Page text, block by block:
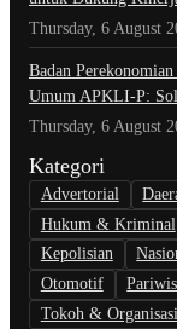
Thursday, 6 August
Badan
Umum APKLI-P:
Thursday, 6 August
Kategori
Advertorial
Hukum & Kriminal
Kepolisian
Otomotif
Tokoh & Organisasi